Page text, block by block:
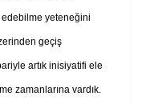
yeteneğini
geçiş
artık inisiyatifi ele
zamanlarına vardık.